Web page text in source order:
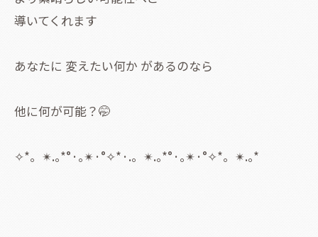
導いてくれます
あなたに 変えたい何か があるのなら
他に何が可能？🤭
✧⁠*⁠。✴.⁠｡⁠*⁠°·｡✴·°✧⁠*⁠·.。✴.⁠｡⁠*⁠°·｡✴·°✧⁠*⁠。✴.⁠｡⁠*⁠